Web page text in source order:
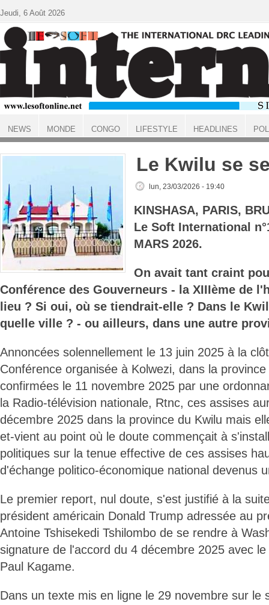
ACCUEIL
Le Kwilu se
lun, 23/03/2026 - 19:40
KINSHASA, PARIS,
Le Soft International
MARS 2026.
On avait tant craint
Conférence des Gouverneurs - la XIIIème de
lieu ? Si oui, où se tiendrait-elle ? Dans le
quelle ville ? - ou ailleurs, dans une autre
Annoncées solennellement le 13 juin 2025 à la
Conférence organisée à Kolwezi, dans la
confirmées le 11 novembre 2025 par une
la Radio-télévision nationale, Rtnc, ces assises
décembre 2025 dans la province du Kwilu mais
et-vient au point où le doute commençait à
politiques sur la tenue effective de ces assises
d'échange politico-économique national devenus
Le premier report, nul doute, s'est justifié à la
président américain Donald Trump adressée au
Antoine Tshisekedi Tshilombo de se rendre à
signature de l'accord du 4 décembre 2025 avec
Paul Kagame.
Dans un texte mis en ligne le 29 novembre sur le
Jeudi, 6 Août 2026
NEWS MONDE CONGO LIFESTYLE HEADLINES